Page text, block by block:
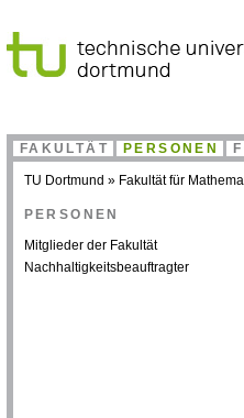
FAKULTÄT PERSONEN
TU Dortmund » Fakultät für
PERSONEN
Mitglieder der Fakultät
Nachhaltigkeitsbeauftragter